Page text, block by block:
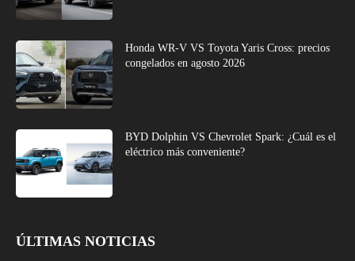
Honda WR-V VS Toyota Yaris Cross: precios
congelados en agosto 2026
BYD Dolphin VS Chevrolet Spark: ¿Cuál es el
eléctrico más conveniente?
ÚLTIMAS NOTICIAS